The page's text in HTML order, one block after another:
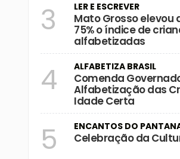
3 LER E ESCREVER
Mato Grosso elevou
75% o índice de
alfabetizadas
4 ALFABETIZA BRASIL
Comenda
Alfabetização das
Idade Certa
5 ENCANTOS DO
Celebração da